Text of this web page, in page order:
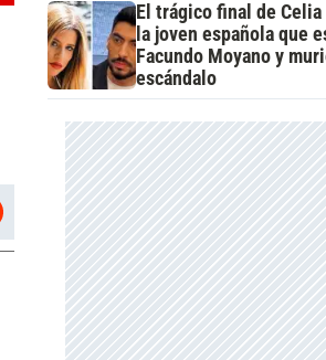
El trágico final de Celia
la joven española que
Facundo Moyano y
escándalo